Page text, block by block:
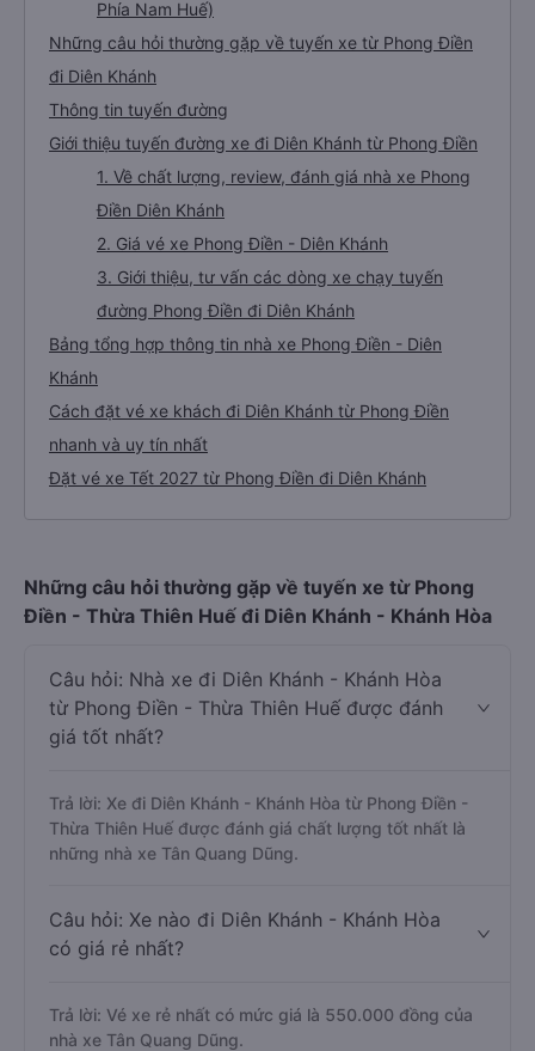
Phía Nam Huế)
Những câu hỏi thường gặp về tuyến xe từ Phong Điền
đi Diên Khánh
Thông tin tuyến đường
Giới thiệu tuyến đường xe đi Diên Khánh từ Phong Điền
1. Về chất lượng, review, đánh giá nhà xe Phong
Điền Diên Khánh
2. Giá vé xe Phong Điền - Diên Khánh
3. Giới thiệu, tư vấn các dòng xe chạy tuyến
đường Phong Điền đi Diên Khánh
Bảng tổng hợp thông tin nhà xe Phong Điền - Diên
Khánh
Cách đặt vé xe khách đi Diên Khánh từ Phong Điền
nhanh và uy tín nhất
Đặt vé xe Tết 2027 từ Phong Điền đi Diên Khánh
Những câu hỏi thường gặp về tuyến xe từ Phong
Điền - Thừa Thiên Huế đi Diên Khánh - Khánh Hòa
Câu hỏi: Nhà xe đi Diên Khánh - Khánh Hòa
từ Phong Điền - Thừa Thiên Huế được đánh
giá tốt nhất?
Trả lời: Xe đi Diên Khánh - Khánh Hòa từ Phong Điền -
Thừa Thiên Huế được đánh giá chất lượng tốt nhất là
những nhà xe Tân Quang Dũng.
Câu hỏi: Xe nào đi Diên Khánh - Khánh Hòa
có giá rẻ nhất?
Trả lời: Vé xe rẻ nhất có mức giá là 550.000 đồng của
nhà xe Tân Quang Dũng.